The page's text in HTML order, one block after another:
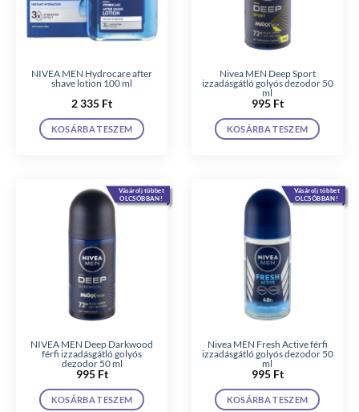
NIVEA MEN Hydrocare after
shave lotion 100 ml
2 335 Ft
KOSÁRBA TESZEM
Nivea MEN Deep Sport
izzadásgátló golyós dezodor 50
ml
995 Ft
KOSÁRBA TESZEM
Vásárolj többet
OLCSÓBBAN!
NIVEA MEN Deep Darkwood
férfi izzadásgátló golyós
dezodor 50 ml
995 Ft
KOSÁRBA TESZEM
Vásárolj többet
OLCSÓBBAN!
Nivea MEN Fresh Active férfi
izzadásgátló golyós dezodor 50
ml
995 Ft
KOSÁRBA TESZEM